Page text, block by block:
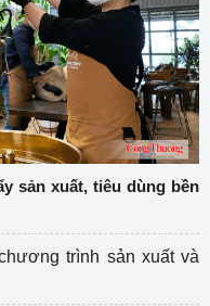
sản xuất, tiêu dùng bền
trình sản xuất và